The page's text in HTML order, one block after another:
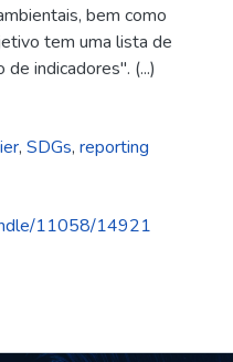
bem como
tem uma lista de
indicadores". (...)
, SDGs, reporting
11058/14921